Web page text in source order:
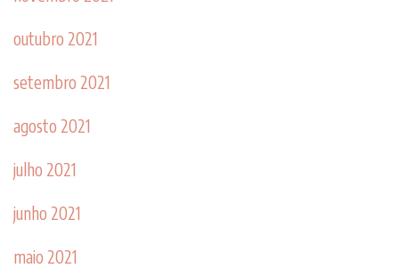
outubro 2021
setembro 2021
agosto 2021
julho 2021
junho 2021
maio 2021